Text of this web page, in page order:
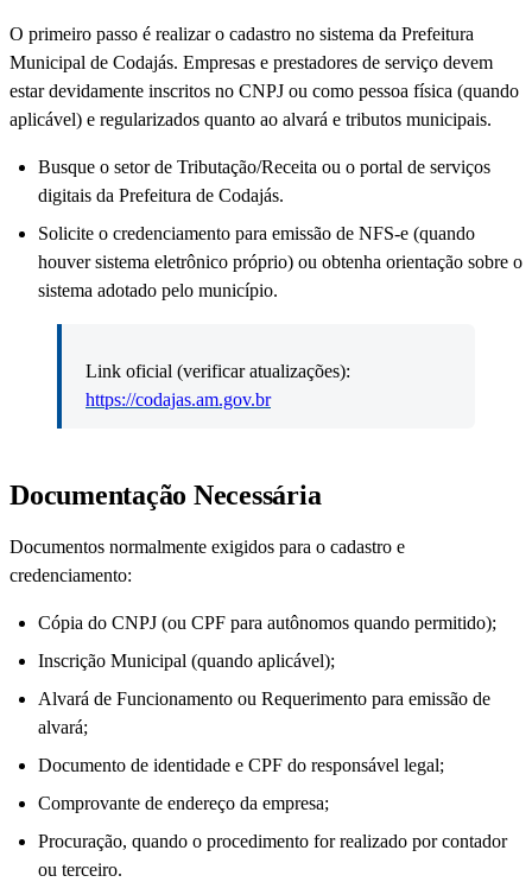
O primeiro passo é realizar o cadastro no sistema da Prefeitura
Municipal de Codajás. Empresas e prestadores de serviço devem
estar devidamente inscritos no CNPJ ou como pessoa física (quando
aplicável) e regularizados quanto ao alvará e tributos municipais.
Busque o setor de Tributação/Receita ou o portal de serviços
digitais da Prefeitura de Codajás.
Solicite o credenciamento para emissão de NFS-e (quando
houver sistema eletrônico próprio) ou obtenha orientação sobre o
sistema adotado pelo município.
Link oficial (verificar atualizações):
https://codajas.am.gov.br
Documentação Necessária
Documentos normalmente exigidos para o cadastro e
credenciamento:
Cópia do CNPJ (ou CPF para autônomos quando permitido);
Inscrição Municipal (quando aplicável);
Alvará de Funcionamento ou Requerimento para emissão de
alvará;
Documento de identidade e CPF do responsável legal;
Comprovante de endereço da empresa;
Procuração, quando o procedimento for realizado por contador
ou terceiro.